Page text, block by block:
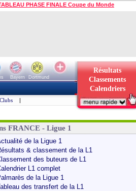
PHASE FINALE Coupe du Monde
Bayern
Dortmund
Résultats
Classements
Calendriers
|
FRANCE - Ligue 1
de la Ligue 1
& classement de la L1
des buteurs de L1
L1 complet
de la Ligue 1
des transfert de la L1